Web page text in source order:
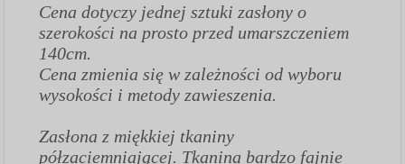
Cena dotyczy jednej sztuki zasłony o
szerokości na prosto przed umarszczeniem
140cm.
Cena zmienia się w zależności od wyboru
wysokości i metody zawieszenia.
Zasłona z miękkiej tkaniny
półzaciemniającej. Tkanina bardzo fajnie